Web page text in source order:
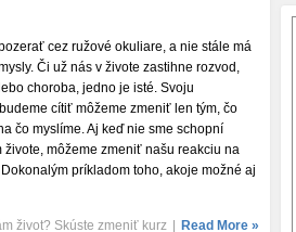
cez ružové okuliare, a nie stále má
Či už nás v živote zastihne rozvod,
choroba, jedno je isté. Svoju
cítiť môžeme zmeniť len tým, čo
čo myslíme. Aj keď nie sme schopní
môžeme zmeniť našu reakciu na
príkladom toho, akoje možné aj
život? Skúste zmeniť kurz Read More »